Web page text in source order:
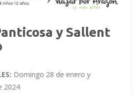
y Sallent
Domingo 28 de enero y
2024